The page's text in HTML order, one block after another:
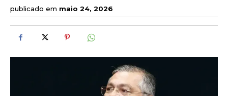
publicado em maio 24, 2026